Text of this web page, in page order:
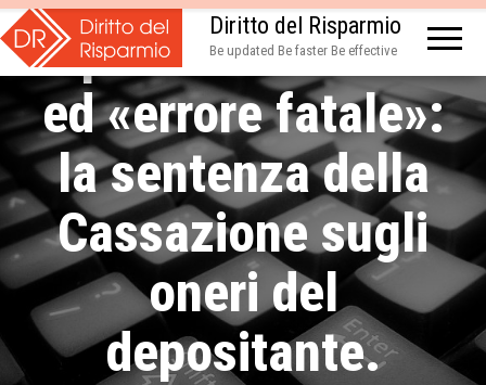
Diritto del Risparmio
Be updated Be faster Be effective
Deposito telematico
ed «errore fatale»:
la sentenza della
Cassazione sugli
oneri del
depositante.